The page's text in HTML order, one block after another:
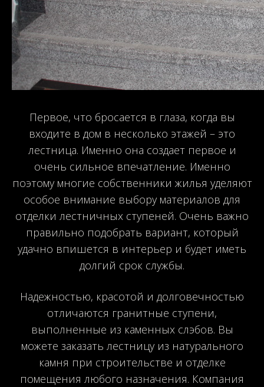
Первое, что бросается в глаза, когда вы
входите в дом в несколько этажей – это
лестница. Именно она создает первое и
очень сильное впечатление. Именно
поэтому многие собственники жилья уделяют
особое внимание выбору материалов для
отделки лестничных ступеней. Очень важно
правильно подобрать вариант, который
удачно впишется в интерьер и будет иметь
долгий срок службы.
Надежностью, красотой и долговечностью
отличаются гранитные ступени,
выполненные из каменных слэбов. Вы
можете заказать лестницу из натурального
камня при строительстве и отделке
помещения любого назначения. Компания